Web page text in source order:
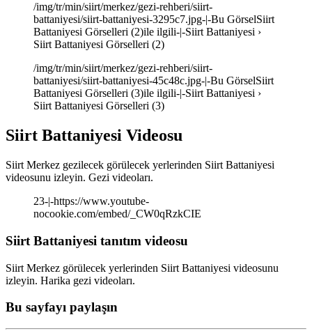
/img/tr/min/siirt/merkez/gezi-rehberi/siirt-
battaniyesi/siirt-battaniyesi-3295c7.jpg-|-Bu GörselSiirt
Battaniyesi Görselleri (2)ile ilgili-|-Siirt Battaniyesi ›
Siirt Battaniyesi Görselleri (2)
/img/tr/min/siirt/merkez/gezi-rehberi/siirt-
battaniyesi/siirt-battaniyesi-45c48c.jpg-|-Bu GörselSiirt
Battaniyesi Görselleri (3)ile ilgili-|-Siirt Battaniyesi ›
Siirt Battaniyesi Görselleri (3)
Siirt Battaniyesi Videosu
Siirt Merkez gezilecek görülecek yerlerinden Siirt Battaniyesi
videosunu izleyin. Gezi videoları.
23-|-https://www.youtube-
nocookie.com/embed/_CW0qRzkCIE
Siirt Battaniyesi tanıtım videosu
Siirt Merkez görülecek yerlerinden Siirt Battaniyesi videosunu
izleyin. Harika gezi videoları.
Bu sayfayı paylaşın